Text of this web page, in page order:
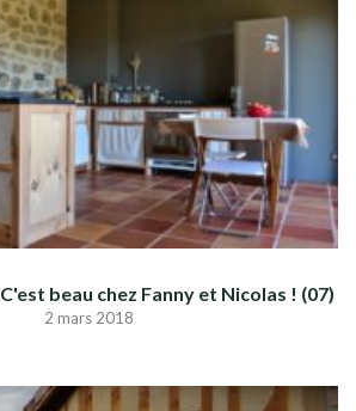
beau chez Fanny et Nicolas ! (07)
2 mars 2018